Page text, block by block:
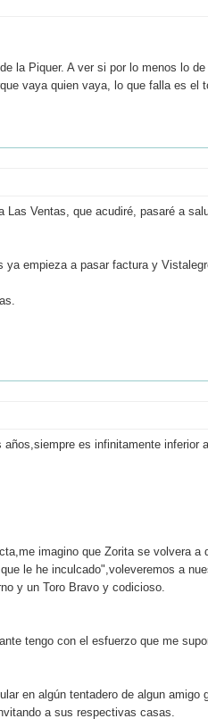
la Piquer. A ver si por lo menos lo
vaya quien vaya, lo que falla es el
Ventas, que acudiré, pasaré a
empieza a pasar factura y
es infinitamente inferior
imagino que Zorita se volvera a
le he inculcado",voleveremos a
y un Toro Bravo y codicioso.
tengo con el esfuerzo que me
en algún tentadero de algun amigo
a sus respectivas casas.